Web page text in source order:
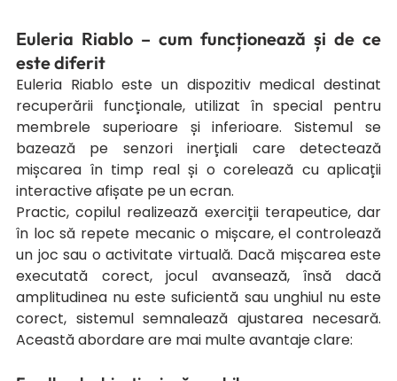
Euleria Riablo – cum funcționează și de ce
este diferit
Euleria Riablo este un dispozitiv medical destinat
recuperării funcționale, utilizat în special pentru
membrele superioare și inferioare. Sistemul se
bazează pe senzori inerțiali care detectează
mișcarea în timp real și o corelează cu aplicații
interactive afișate pe un ecran.
Practic, copilul realizează exerciții terapeutice, dar
în loc să repete mecanic o mișcare, el controlează
un joc sau o activitate virtuală. Dacă mișcarea este
executată corect, jocul avansează, însă dacă
amplitudinea nu este suficientă sau unghiul nu este
corect, sistemul semnalează ajustarea necesară.
Această abordare are mai multe avantaje clare: